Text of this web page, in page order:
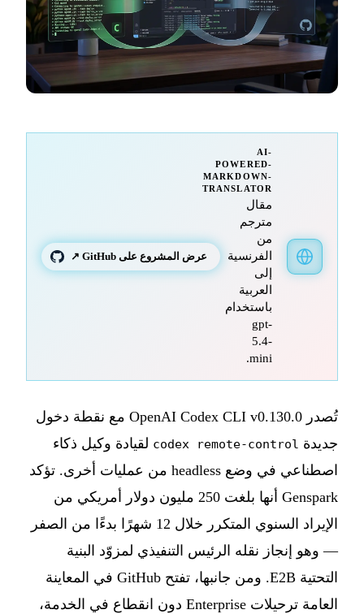
AI-
POWERED-
MARKDOWN-
TRANSLATOR
مقال
مترجم
من
الفرنسية
إلى
العربية
باستخدام
gpt-
5.4-
mini.
عرض المشروع على GitHub ↗
تُصدر OpenAI Codex CLI v0.130.0 مع نقطة دخول
جديدة codex remote-control لقيادة وكيل ذكاء
اصطناعي في وضع headless من عمليات أخرى. تؤكد
Genspark أنها بلغت 250 مليون دولار أمريكي من
الإيراد السنوي المتكرر خلال 12 شهرًا بدءًا من الصفر
— وهو إنجاز نقله الرئيس التنفيذي لمزوّد البنية
التحتية E2B. ومن جانبها، تفتح GitHub في المعاينة
العامة ترحيلات Enterprise دون انقطاع في الخدمة،